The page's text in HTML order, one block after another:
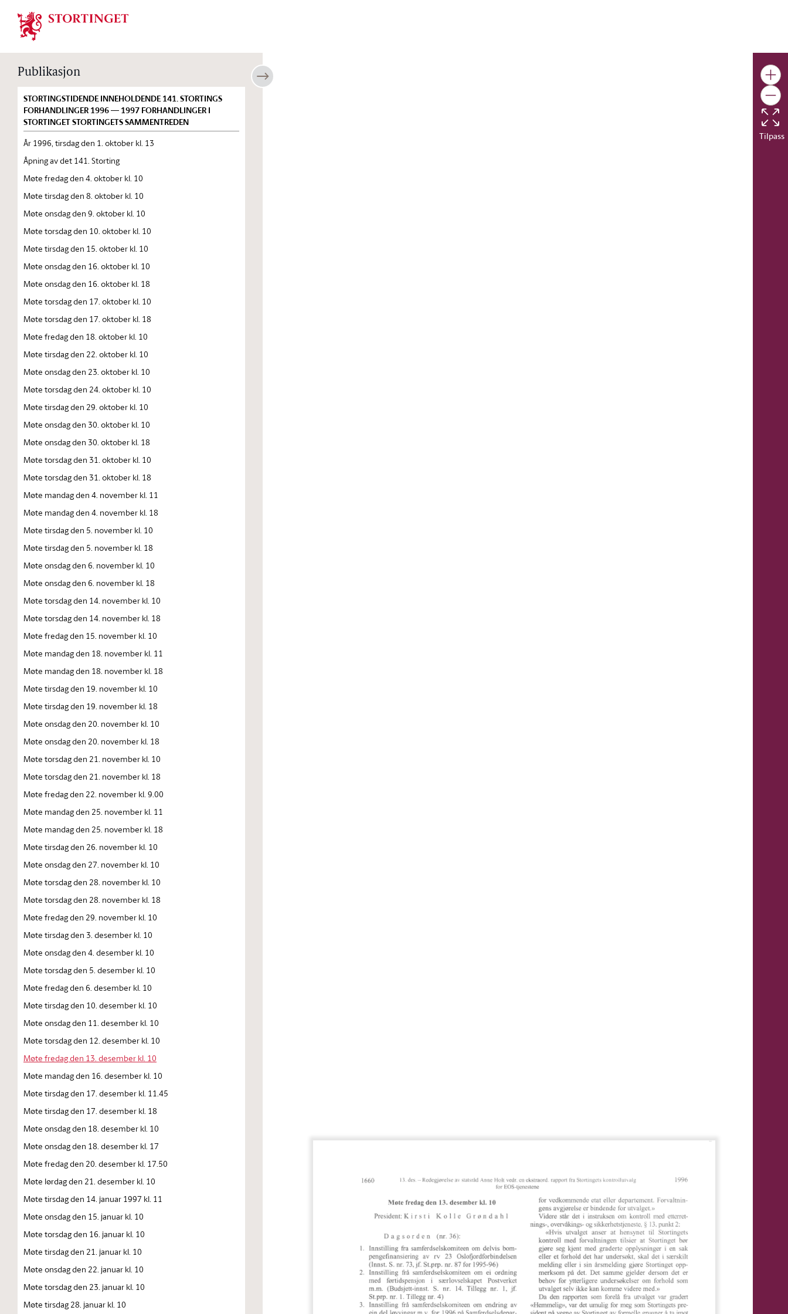
Stortinget.no
Publikasjon
STORTINGSTIDENDE INNEHOLDENDE 141. STORTINGS
FORHANDLINGER 1996 — 1997 FORHANDLINGER I
STORTINGET STORTINGETS SAMMENTREDEN
År 1996, tirsdag den 1. oktober kl. 13
Åpning av det 141. Storting
Møte fredag den 4. oktober kl. 10
Møte tirsdag den 8. oktober kl. 10
Møte onsdag den 9. oktober kl. 10
Møte torsdag den 10. oktober kl. 10
Møte tirsdag den 15. oktober kl. 10
Møte onsdag den 16. oktober kl. 10
Møte onsdag den 16. oktober kl. 18
Møte torsdag den 17. oktober kl. 10
Møte torsdag den 17. oktober kl. 18
Møte fredag den 18. oktober kl. 10
Møte tirsdag den 22. oktober kl. 10
Møte onsdag den 23. oktober kl. 10
Møte torsdag den 24. oktober kl. 10
Møte tirsdag den 29. oktober kl. 10
Møte onsdag den 30. oktober kl. 10
Møte onsdag den 30. oktober kl. 18
Møte torsdag den 31. oktober kl. 10
Møte torsdag den 31. oktober kl. 18
Møte mandag den 4. november kl. 11
Møte mandag den 4. november kl. 18
Møte tirsdag den 5. november kl. 10
Møte tirsdag den 5. november kl. 18
Møte onsdag den 6. november kl. 10
Møte onsdag den 6. november kl. 18
Møte torsdag den 14. november kl. 10
Møte torsdag den 14. november kl. 18
Møte fredag den 15. november kl. 10
Møte mandag den 18. november kl. 11
Møte mandag den 18. november kl. 18
Møte tirsdag den 19. november kl. 10
Møte tirsdag den 19. november kl. 18
Møte onsdag den 20. november kl. 10
Møte onsdag den 20. november kl. 18
Møte torsdag den 21. november kl. 10
Møte torsdag den 21. november kl. 18
Møte fredag den 22. november kl. 9.00
Møte mandag den 25. november kl. 11
Møte mandag den 25. november kl. 18
Møte tirsdag den 26. november kl. 10
Møte onsdag den 27. november kl. 10
Møte torsdag den 28. november kl. 10
Møte torsdag den 28. november kl. 18
Møte fredag den 29. november kl. 10
Møte tirsdag den 3. desember kl. 10
Møte onsdag den 4. desember kl. 10
Møte torsdag den 5. desember kl. 10
Møte fredag den 6. desember kl. 10
Møte tirsdag den 10. desember kl. 10
Møte onsdag den 11. desember kl. 10
Møte torsdag den 12. desember kl. 10
Møte fredag den 13. desember kl. 10
Møte mandag den 16. desember kl. 10
Møte tirsdag den 17. desember kl. 11.45
Møte tirsdag den 17. desember kl. 18
Møte onsdag den 18. desember kl. 10
Møte onsdag den 18. desember kl. 17
Møte fredag den 20. desember kl. 17.50
Møte lørdag den 21. desember kl. 10
Møte tirsdag den 14. januar 1997 kl. 11
Møte onsdag den 15. januar kl. 10
Møte torsdag den 16. januar kl. 10
Møte tirsdag den 21. januar kl. 10
Møte onsdag den 22. januar kl. 10
Møte torsdag den 23. januar kl. 10
Møte tirsdag 28. januar kl. 10